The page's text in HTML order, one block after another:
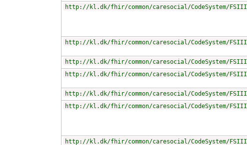
http://kl.dk/fhir/common/caresocial/CodeSystem/FSIII
http://kl.dk/fhir/common/caresocial/CodeSystem/FSIII
http://kl.dk/fhir/common/caresocial/CodeSystem/FSIII
http://kl.dk/fhir/common/caresocial/CodeSystem/FSIII
http://kl.dk/fhir/common/caresocial/CodeSystem/FSIII
http://kl.dk/fhir/common/caresocial/CodeSystem/FSIII
http://kl.dk/fhir/common/caresocial/CodeSystem/FSIII